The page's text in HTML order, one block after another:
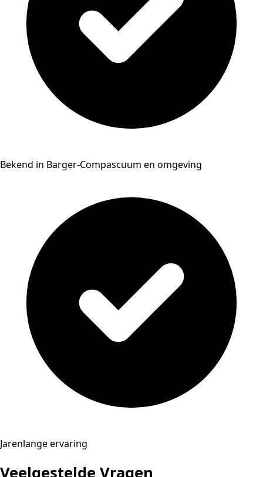
Bekend in Barger-Compascuum en omgeving
Jarenlange ervaring
Veelgestelde Vragen